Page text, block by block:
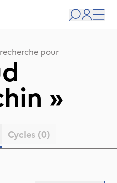
user
pour
»
Cycles (0)